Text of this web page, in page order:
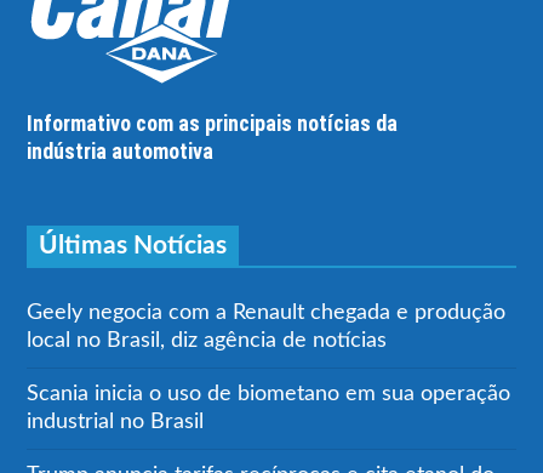
Informativo com as principais notícias da
indústria automotiva
Últimas Notícias
Geely negocia com a Renault chegada e produção
local no Brasil, diz agência de notícias
Scania inicia o uso de biometano em sua operação
industrial no Brasil